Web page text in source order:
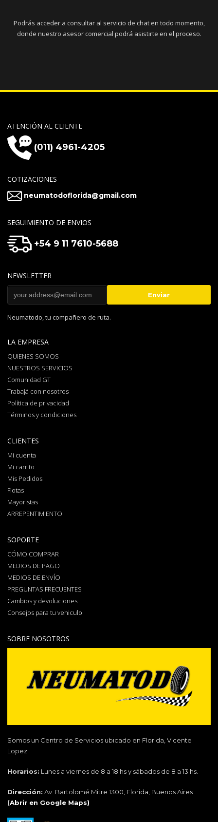
Podrás acceder a consultar al servicio de chat en todo momento,
donde nuestro asesor comercial podrá asistirte en el proceso.
ATENCIÓN AL CLIENTE
(011) 4961-4205
COTIZACIONES
neumatodoflorida@gmail.com
SEGUIMIENTO DE ENVIOS
+54 9 11 7610-5688
NEWSLETTER
Neumatodo, tu compañero de ruta.
LA EMPRESA
QUIENES SOMOS
NUESTROS SERVICIOS
Comunidad GT
Trabajá con nosotros
Política de privacidad
Términos y condiciones
CLIENTES
Mi cuenta
Mi carrito
Mis Pedidos
Flotas
Mayoristas
ARREPENTIMIENTO
SOPORTE
CÓMO COMPRAR
MEDIOS DE PAGO
MEDIOS DE ENVÍO
PREGUNTAS FRECUENTES
Cambios y devoluciones
Consejos para tu vehiculo
SOBRE NOSOTROS
Somos un Centro de Servicios ubicado en Florida, Vicente
Lopez.
Horarios: Lunes a viernes de 8 a 18 hs y sábados de 8 a 13 hs.
Dirección: Av. Bartolomé Mitre 1300, Florida, Buenos Aires
(Abrir en Google Maps)